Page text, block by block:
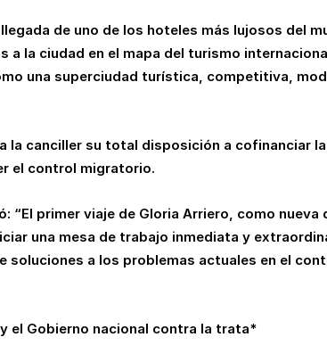
de uno de los hoteles más lujosos del
a la ciudad en el mapa del turismo
una superciudad turística, competitiva,
la canciller su total disposición a cofinanciar
el control migratorio.
“El primer viaje de Gloria Arriero, como
una mesa de trabajo inmediata y
soluciones a los problemas actuales en el
el Gobierno nacional contra la trata*